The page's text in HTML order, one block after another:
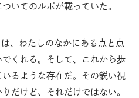
いてのルポが載っていた。
、わたしのなかにある点と点
くれる。そして、これから歩
るような存在だ。その鋭い視
だけど、それだけではない。